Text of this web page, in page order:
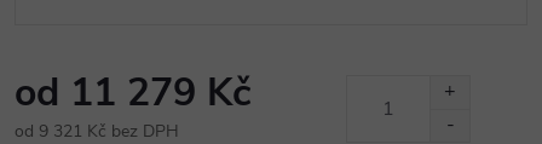
od 11 279 Kč
od 9 321 Kč bez DPH